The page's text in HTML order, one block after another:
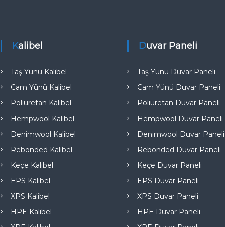
Kalibel
Taş Yünü Kalibel
Cam Yünü Kalibel
Poliüretan Kalibel
Hempwool Kalibel
Denimwool Kalibel
Rebonded Kalibel
Keçe Kalibel
EPS Kalibel
XPS Kalibel
HPE Kalibel
Duvar Paneli
Taş Yünü Duvar Paneli
Cam Yünü Duvar Paneli
Poliüretan Duvar Paneli
Hempwool Duvar Paneli
Denimwool Duvar Paneli
Rebonded Duvar Paneli
Keçe Duvar Paneli
EPS Duvar Paneli
XPS Duvar Paneli
HPE Duvar Paneli